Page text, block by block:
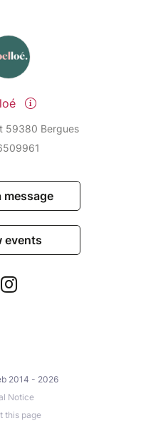
59380 Bergues
message
events
2014 - 2026
Notice
this page